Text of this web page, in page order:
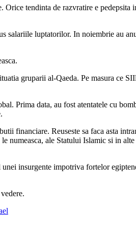
tendinta de razvratire e pedepsita
salariile luptatorilor. In noiembrie au
gruparii al-Qaeda. Pe masura ce
Prima data, au fost atentatele cu
financiare. Reuseste sa faca asta
numeasca, ale Statului Islamic si in
insurgente impotriva fortelor